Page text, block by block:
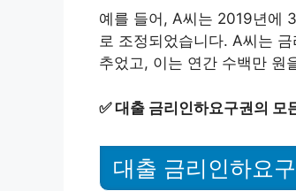
예를 들어, A씨는 2019년에
로 조정되었습니다. A씨는
추었고, 이는 연간 수백만 원
✅대출 금리인하요구권의 모
대출 금리인하요